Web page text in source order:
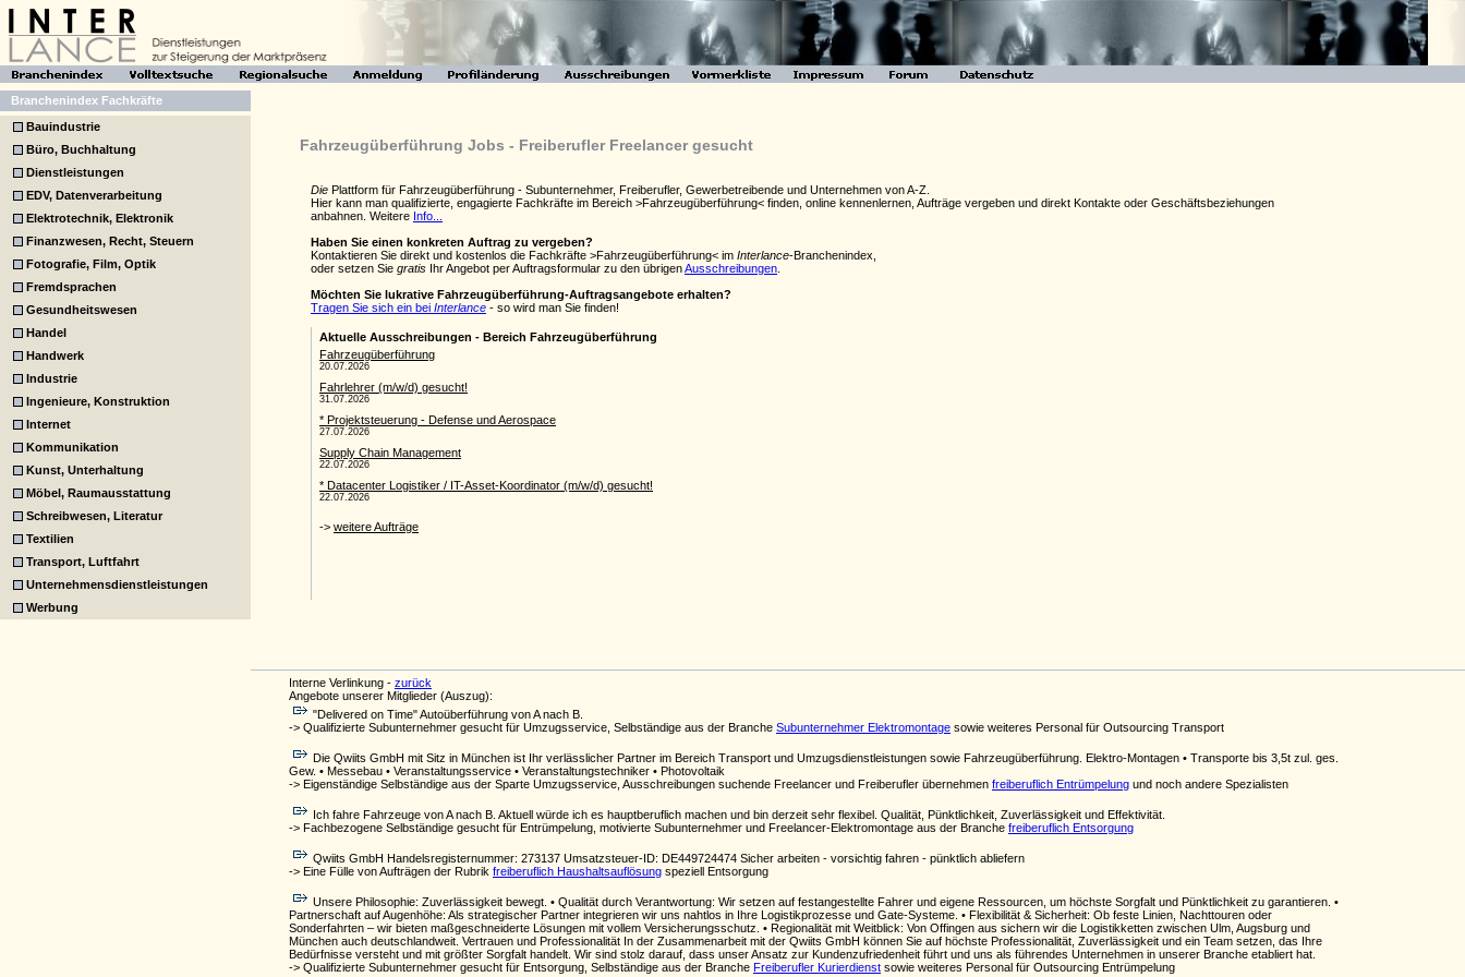
Branchenindex Fachkräfte
Bauindustrie
Büro, Buchhaltung
Dienstleistungen
EDV, Datenverarbeitung
Elektrotechnik, Elektronik
Finanzwesen, Recht, Steuern
Fotografie, Film, Optik
Fremdsprachen
Gesundheitswesen
Handel
Handwerk
Industrie
Ingenieure, Konstruktion
Internet
Kommunikation
Kunst, Unterhaltung
Möbel, Raumausstattung
Schreibwesen, Literatur
Textilien
Transport, Luftfahrt
Unternehmensdienstleistungen
Werbung
Fahrzeugüberführung Jobs - Freiberufler Freelancer gesucht
Die Plattform für Fahrzeugüberführung - Subunternehmer, Freiberufler, Gewerbetreibende und Unternehmen von A-Z.
Hier kann man qualifizierte, engagierte Fachkräfte im Bereich >Fahrzeugüberführung< finden, online kennenlernen, Aufträge vergeben und direkt Kontakte oder Geschäftsbeziehungen
anbahnen. Weitere Info...
Haben Sie einen konkreten Auftrag zu vergeben?
Kontaktieren Sie direkt und kostenlos die Fachkräfte >Fahrzeugüberführung< im Interlance-Branchenindex,
oder setzen Sie gratis Ihr Angebot per Auftragsformular zu den übrigenAusschreibungen
Möchten Sie lukrative Fahrzeugüberführung-Auftragsangebote erhalten?
Tragen Sie sich ein bei Interlance - so wird man Sie finden!
Interne Verlinkung - zurück
Angebote unserer Mitglieder (Auszug):
"Delivered on Time" Autoüberführung von A nach B.
-> Qualifizierte Subunternehmer gesucht für Umzugsservice, Selbständige aus der Branche Subunternehmer Elektromontage sowie weiteres Personal für Outsourcing Transport
Die Qwiits GmbH mit Sitz in München ist Ihr verlässlicher Partner im Bereich Transport und Umzugsdienstleistungen sowie Fahrzeugüberführung. Elektro-Montagen • Transporte bis 3,5t zul. ges.
Gew. • Messebau • Veranstaltungsservice • Veranstaltungstechniker • Photovoltaik
-> Eigenständige Selbständige aus der Sparte Umzugsservice, Ausschreibungen suchende Freelancer und Freiberufler übernehmen freiberuflich Entrümpelung und noch andere Spezialisten
Ich fahre Fahrzeuge von A nach B. Aktuell würde ich es hauptberuflich machen und bin derzeit sehr flexibel. Qualität, Pünktlichkeit, Zuverlässigkeit und Effektivität.
-> Fachbezogene Selbständige gesucht für Entrümpelung, motivierte Subunternehmer und Freelancer-Elektromontage aus der Branche freiberuflich Entsorgung
Qwiits GmbH Handelsregisternummer: 273137 Umsatzsteuer-ID: DE449724474 Sicher arbeiten - vorsichtig fahren - pünktlich abliefern
-> Eine Fülle von Aufträgen der Rubrik freiberuflich Haushaltsauflösung speziell Entsorgung
Unsere Philosophie: Zuverlässigkeit bewegt. • Qualität durch Verantwortung: Wir setzen auf festangestellte Fahrer und eigene Ressourcen, um höchste Sorgfalt und Pünktlichkeit zu garantieren. •
Partnerschaft auf Augenhöhe: Als strategischer Partner integrieren wir uns nahtlos in Ihre Logistikprozesse und Gate-Systeme. • Flexibilität & Sicherheit: Ob feste Linien, Nachttouren oder
Sonderfahrten – wir bieten maßgeschneiderte Lösungen mit vollem Versicherungsschutz. • Regionalität mit Weitblick: Von Offingen aus sichern wir die Logistikketten zwischen Ulm, Augsburg und
München auch deutschlandweit. Vertrauen und Professionalität In der Zusammenarbeit mit der Qwiits GmbH können Sie auf höchste Professionalität, Zuverlässigkeit und ein Team setzen, das Ihre
Bedürfnisse versteht und mit größter Sorgfalt handelt. Wir sind stolz darauf, dass unser Ansatz zur Kundenzufriedenheit führt und uns als führendes Unternehmen in unserer Branche etabliert hat.
-> Qualifizierte Subunternehmer gesucht für Entsorgung, Selbständige aus der Branche Freiberufler Kurierdienst sowie weiteres Personal für Outsourcing Entrümpelung